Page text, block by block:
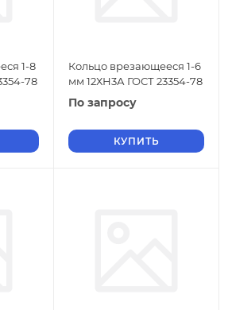
1-8
78
Кольцо врезающееся 1-6
мм 12ХН3А ГОСТ 23354-78
По запросу
КУПИТЬ